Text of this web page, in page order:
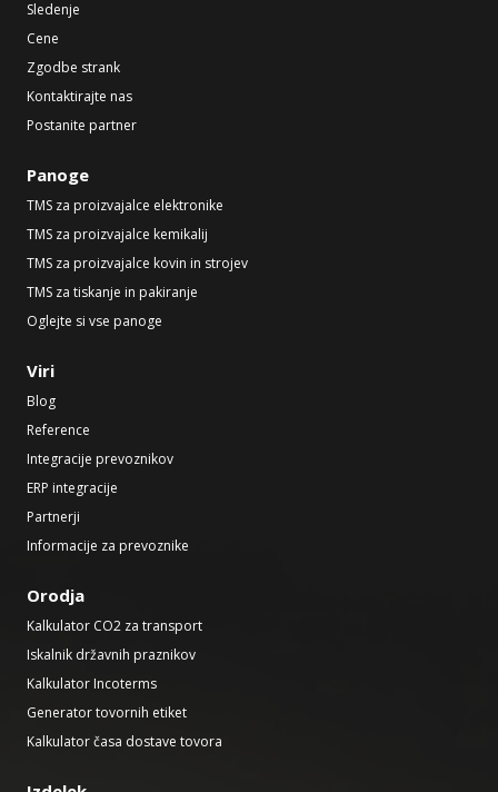
Sledenje
Cene
Zgodbe strank
Kontaktirajte nas
Postanite partner
Panoge
TMS za proizvajalce elektronike
TMS za proizvajalce kemikalij
TMS za proizvajalce kovin in strojev
TMS za tiskanje in pakiranje
Oglejte si vse panoge
Viri
Blog
Reference
Integracije prevoznikov
ERP integracije
Partnerji
Informacije za prevoznike
Orodja
Kalkulator CO2 za transport
Iskalnik državnih praznikov
Kalkulator Incoterms
Generator tovornih etiket
Kalkulator časa dostave tovora